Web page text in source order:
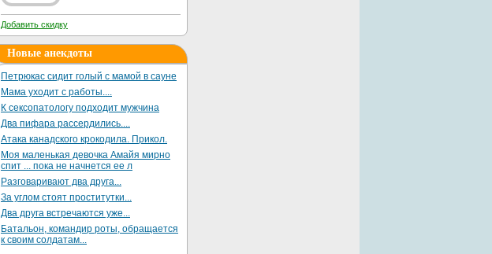
Добавить скидку
Новые анекдоты
Петрюкас сидит голый с мамой в сауне
Мама уходит с работы....
К сексопатологу подходит мужчина
Два пифара рассердились....
Атака канадского крокодила. Прикол.
Моя маленькая девочка Амайя мирно
спит ... пока не начнется ее л
Разговаривают два друга...
За углом стоят проститутки...
Два друга встречаются уже...
Батальон, командир роты, обращается
к своим солдатам...